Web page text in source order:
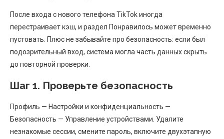
После входа с нового телефона TikTok иногда
перестраивает кэш, и раздел Понравилось может временно
пустовать. Плюс не забывайте про безопасность: если был
подозрительный вход, система могла часть данных скрыть
до повторной проверки.
Шаг 1. Проверьте безопасность
Профиль — Настройки и конфиденциальность —
Безопасность — Управление устройствами. Удалите
незнакомые сессии, смените пароль, включите двухэтапную